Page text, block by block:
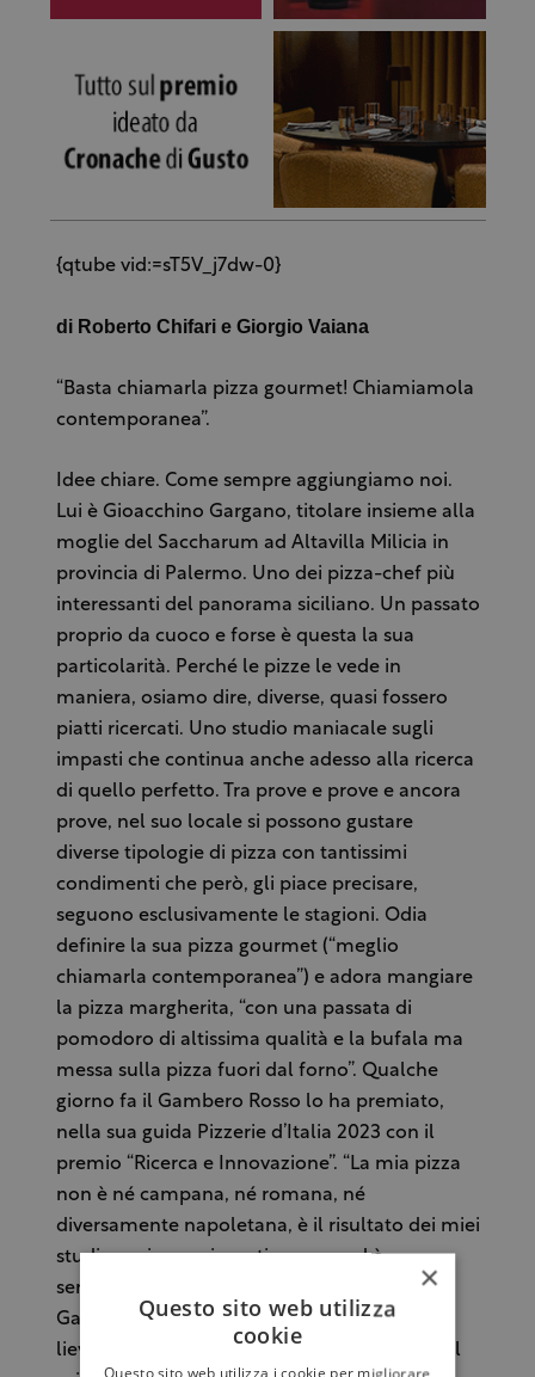
{qtube vid:=sT5V_j7dw-0}
di Roberto Chifari e Giorgio Vaiana
“Basta chiamarla pizza gourmet! Chiamiamola
contemporanea”.
Idee chiare. Come sempre aggiungiamo noi.
Lui è Gioacchino Gargano, titolare insieme alla
moglie del Saccharum ad Altavilla Milicia in
provincia di Palermo. Uno dei pizza-chef più
interessanti del panorama siciliano. Un passato
proprio da cuoco e forse è questa la sua
particolarità. Perché le pizze le vede in
maniera, osiamo dire, diverse, quasi fossero
piatti ricercati. Uno studio maniacale sugli
impasti che continua anche adesso alla ricerca
di quello perfetto. Tra prove e prove e ancora
prove, nel suo locale si possono gustare
diverse tipologie di pizza con tantissimi
condimenti che però, gli piace precisare,
seguono esclusivamente le stagioni. Odia
definire la sua pizza gourmet (“meglio
chiamarla contemporanea”) e adora mangiare
la pizza margherita, “con una passata di
pomodoro di altissima qualità e la bufala ma
messa sulla pizza fuori dal forno”. Qualche
giorno fa il Gambero Rosso lo ha premiato,
nella sua guida Pizzerie d’Italia 2023 con il
premio “Ricerca e Innovazione”. “La mia pizza
non è né campana, né romana, né
diversamente napoletana, è il risultato dei miei
studi, corsi, esperimenti e prove ed è
semplicemente mia – racconta Gioacchino
Gargano – Farine macinate a pietra, lunga
lievitazione ed elevata idratazione rendono il
×
Questo sito web utilizza
cookie